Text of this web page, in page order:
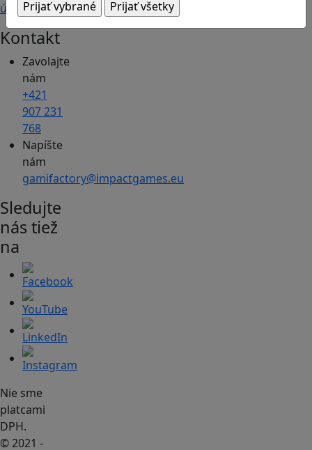
údajov.
Kontakt
Zavolajte
nám
+421
907 231
768
Napíšte
nám
gamifactory@impactgames.eu
Sledujte
nás tiež
na
Nie sme
platcami
DPH.
© 2021 -